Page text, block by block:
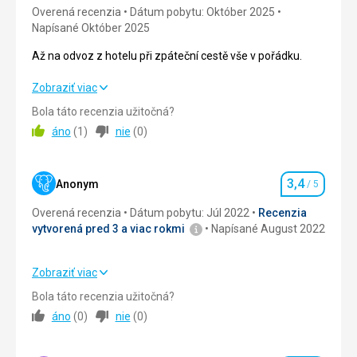
Overená recenzia
Dátum pobytu: Október 2025
Napísané Október 2025
Až na odvoz z hotelu při zpáteční cestě vše v pořádku.
Až na odvoz z hotelu při zpáteční cestě vše v pořádku.
Strava
Okolie 5,0/ 5
Služby 5,0
Pláž
Pláž byla celkem daleko pro mě ale počasí nebylo úplně na
ležení na pláži
Zobraziť viac
Bola táto recenzia užitočná?
áno (1 ) nie (0)
Anonym Hodnotenie
3,4/ 5
Overená recenzia Dátum pobytu: Júl 2022
Recenzia
vytvorená pred 3 a viac rokmi
Napísané August 2022
Ubytovanie
Zobraziť viac
Bola táto recenzia užitočná?
áno (0) nie (0)